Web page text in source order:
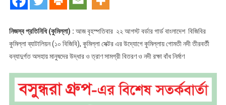
সেক্টর
এর
নদী
তীরবর্তী
বন্যাদুর্গত
নিজস্ব প্রতিনিধি (কুমিল্লা) : আজ বৃহস্পতিবার ২২ আগস্ট বর্ডার গার্ড বাংলাদেশ বিজিবির
কুমিল্লা ব্যাটালিয়ন (১০ বিজিবি), কুমিল্লা সেক্টর এর উদ্যোগে কুমিল্লায় গোমতী নদী তীরবর্তী
বন্যাদুর্গত অসহায় মানুষদের উদ্ধার ও ত্রাণ সামগ্রী বিতরণ ও নদী রক্ষা বাঁধ নির্মাণ